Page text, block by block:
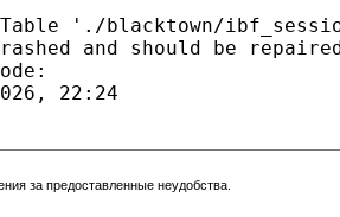
за предоставленные неудобства.